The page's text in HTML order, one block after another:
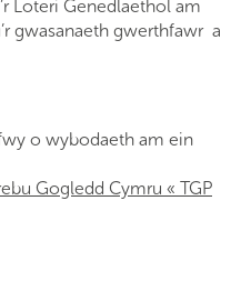
Loteri Genedlaethol am
gwasanaeth gwerthfawr a
o wybodaeth am ein
Gogledd Cymru « TGP